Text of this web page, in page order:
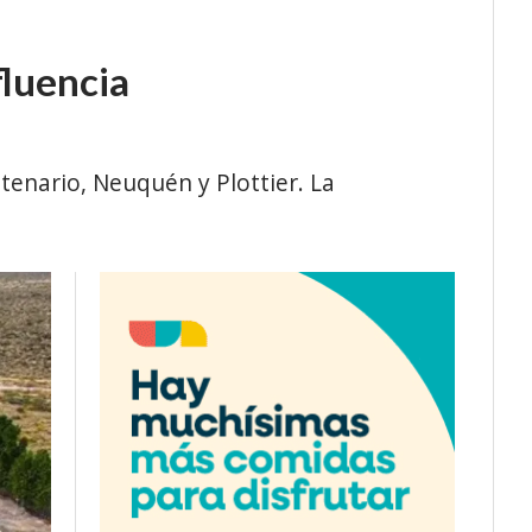
Neuquén y Plottier. La